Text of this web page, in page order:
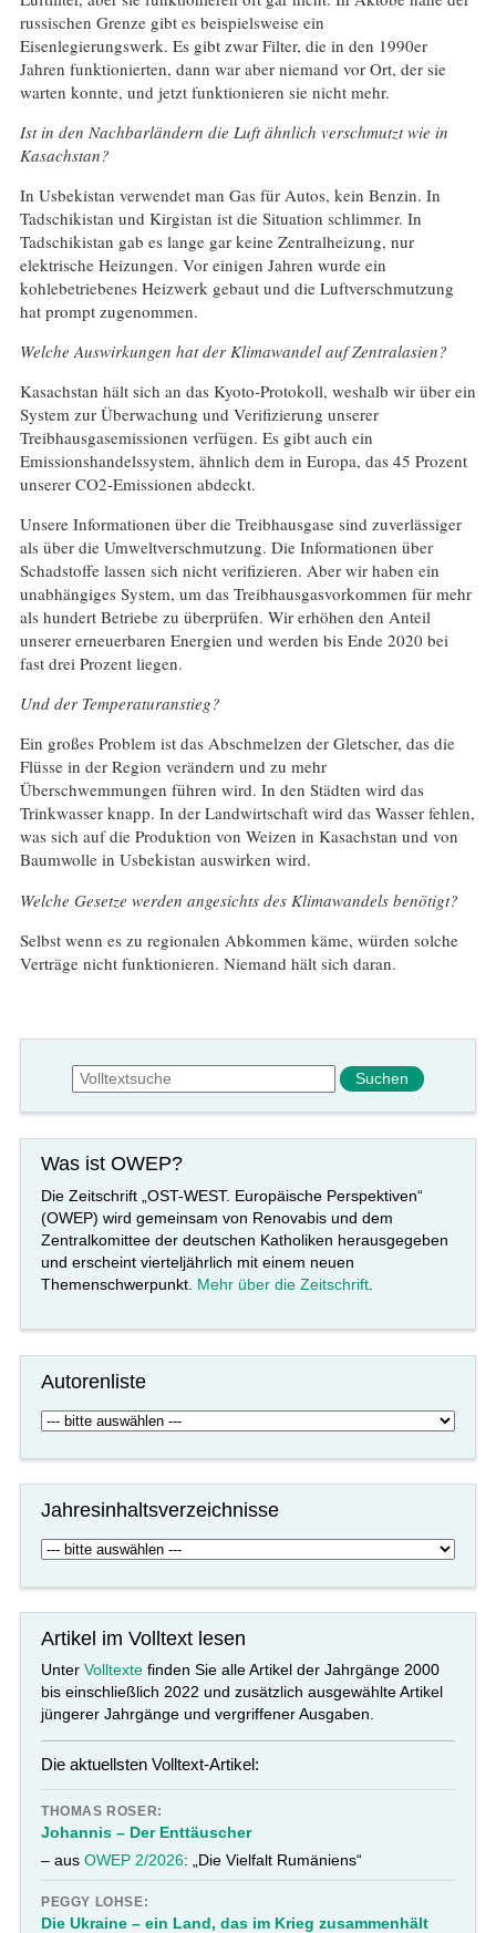
russischen Grenze gibt es beispielsweise ein
Eisenlegierungswerk. Es gibt zwar Filter, die in den 1990er
Jahren funktionierten, dann war aber niemand vor Ort, der sie
warten konnte, und jetzt funktionieren sie nicht mehr.
Ist in den Nachbarländern die Luft ähnlich verschmutzt wie in
Kasachstan?
In Usbekistan verwendet man Gas für Autos, kein Benzin. In
Tadschikistan und Kirgistan ist die Situation schlimmer. In
Tadschikistan gab es lange gar keine Zentralheizung, nur
elektrische Heizungen. Vor einigen Jahren wurde ein
kohlebetriebenes Heizwerk gebaut und die Luftverschmutzung
hat prompt zugenommen.
Welche Auswirkungen hat der Klimawandel auf Zentralasien?
Kasachstan hält sich an das Kyoto-Protokoll, weshalb wir über ein
System zur Überwachung und Verifizierung unserer
Treibhausgasemissionen verfügen. Es gibt auch ein
Emissionshandelssystem, ähnlich dem in Europa, das 45 Prozent
unserer CO2-Emissionen abdeckt.
Unsere Informationen über die Treibhausgase sind zuverlässiger
als über die Umweltverschmutzung. Die Informationen über
Schadstoffe lassen sich nicht verifizieren. Aber wir haben ein
unabhängiges System, um das Treibhausgasvorkommen für mehr
als hundert Betriebe zu überprüfen. Wir erhöhen den Anteil
unserer erneuerbaren Energien und werden bis Ende 2020 bei
fast drei Prozent liegen.
Und der Temperaturanstieg?
Ein großes Problem ist das Abschmelzen der Gletscher, das die
Flüsse in der Region verändern und zu mehr
Überschwemmungen führen wird. In den Städten wird das
Trinkwasser knapp. In der Landwirtschaft wird das Wasser fehlen,
was sich auf die Produktion von Weizen in Kasachstan und von
Baumwolle in Usbekistan auswirken wird.
Welche Gesetze werden angesichts des Klimawandels benötigt?
Selbst wenn es zu regionalen Abkommen käme, würden solche
Verträge nicht funktionieren. Niemand hält sich daran.
Suchformular
Suche
Was ist OWEP?
Die Zeitschrift „OST-WEST. Europäische Perspektiven“
(OWEP) wird gemeinsam von Renovabis und dem
Zentralkomittee der deutschen Katholiken herausgegeben
und erscheint vierteljährlich mit einem neuen
Themenschwerpunkt. Mehr über die Zeitschrift
Autorenliste
Jahresinhaltsverzeichnisse
Artikel im Volltext lesen
UnterVolltexte finden Sie alle Artikel der Jahrgänge 2000
bis einschließlich 2022 und zusätzlich ausgewählte Artikel
jüngerer Jahrgänge und vergriffener Ausgaben.
Die aktuellsten Volltext-Artikel:
THOMAS ROSER:
Johannis – Der Enttäuscher
– ausOWEP 2/2026: „Die Vielfalt Rumäniens“
PEGGY LOHSE:
Die Ukraine – ein Land, das im Krieg zusammenhält